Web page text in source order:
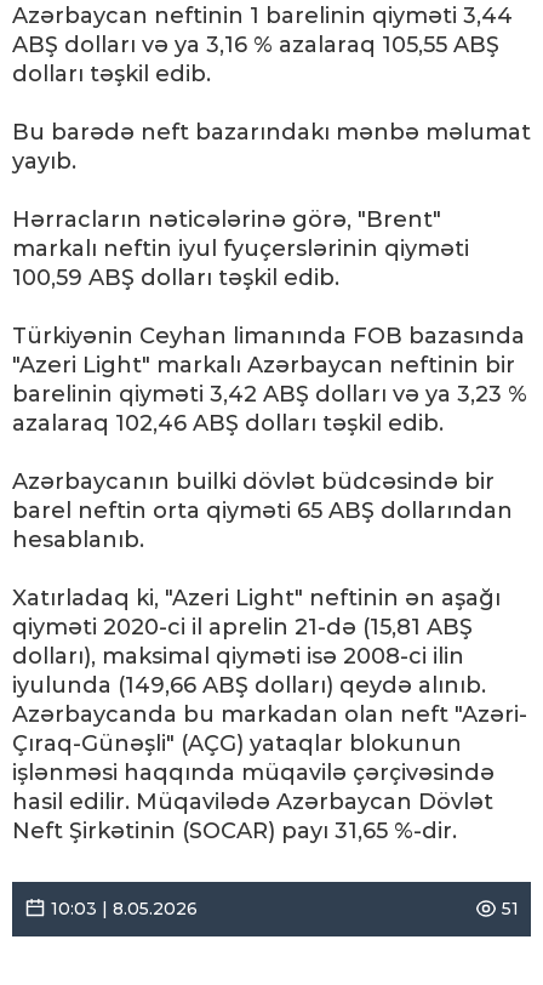
Azərbaycan neftinin 1 barelinin qiyməti 3,44
ABŞ dolları və ya 3,16 % azalaraq 105,55 ABŞ
dolları təşkil edib.
Bu barədə neft bazarındakı mənbə məlumat
yayıb.
Hərracların nəticələrinə görə, "Brent"
markalı neftin iyul fyuçerslərinin qiyməti
100,59 ABŞ dolları təşkil edib.
Türkiyənin Ceyhan limanında FOB bazasında
"Azeri Light" markalı Azərbaycan neftinin bir
barelinin qiyməti 3,42 ABŞ dolları və ya 3,23 %
azalaraq 102,46 ABŞ dolları təşkil edib.
Azərbaycanın builki dövlət büdcəsində bir
barel neftin orta qiyməti 65 ABŞ dollarından
hesablanıb.
Xatırladaq ki, "Azeri Light" neftinin ən aşağı
qiyməti 2020-ci il aprelin 21-də (15,81 ABŞ
dolları), maksimal qiyməti isə 2008-ci ilin
iyulunda (149,66 ABŞ dolları) qeydə alınıb.
Azərbaycanda bu markadan olan neft "Azəri-
Çıraq-Günəşli" (AÇG) yataqlar blokunun
işlənməsi haqqında müqavilə çərçivəsində
hasil edilir. Müqavilədə Azərbaycan Dövlət
Neft Şirkətinin (SOCAR) payı 31,65 %-dir.
10:03 | 8.05.2026 51